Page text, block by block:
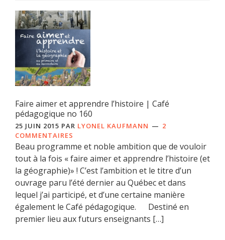
Faire aimer et apprendre l’histoire | Café
pédagogique no 160
25 JUIN 2015 PAR LYONEL KAUFMANN
2
COMMENTAIRES
Beau programme et noble ambition que de vouloir
tout à la fois « faire aimer et apprendre l’histoire (et
la géographie)» ! C’est l’ambition et le titre d’un
ouvrage paru l’été dernier au Québec et dans
lequel j’ai participé, et d’une certaine manière
également le Café pédagogique. Destiné en
premier lieu aux futurs enseignants […]